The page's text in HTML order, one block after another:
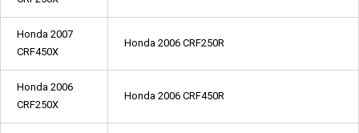
Honda 2007
CRF450X
Honda 2006 CRF250R
Honda 2006
CRF250X
Honda 2006 CRF450R